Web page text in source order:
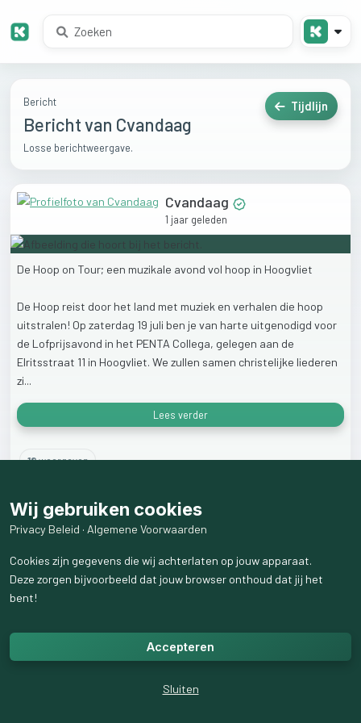
Bericht
Bericht van Cvandaag
Losse berichtweergave.
Tijdlijn
Cvandaag
1 jaar geleden
De Hoop on Tour; een muzikale avond vol hoop in Hoogvliet
De Hoop reist door het land met muziek en verhalen die hoop
uitstralen! Op zaterdag 19 juli ben je van harte uitgenodigd voor
de Lofprijsavond in het PENTA Collega, gelegen aan de
Elritsstraat 11 in Hoogvliet. We zullen samen christelijke liederen
zi...
Lees verder
18weergaven
Wij gebruiken cookies
Privacy Beleid · Algemene Voorwaarden
Cookies zijn gegevens die wij achterlaten op jouw apparaat.
Deze zorgen bijvoorbeeld dat jouw browser onthoud dat jij het
bent!
Accepteren
Sluiten